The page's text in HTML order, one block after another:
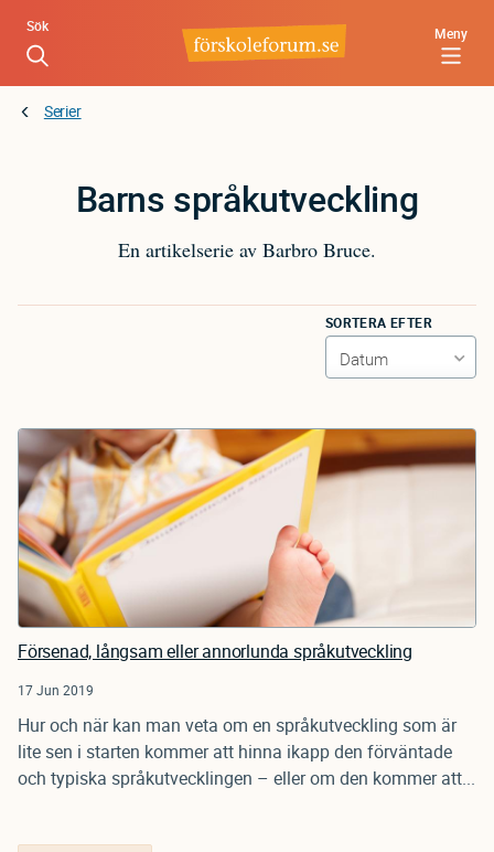
Hoppa
huvudinnehåll
Meny
Sök
Serier
Barns språkutveckling
En artikelserie av Barbro Bruce.
SORTERA EFTER
Försenad, långsam eller annorlunda språkutveckling
17 Jun 2019
Hur och när kan man veta om en språkutveckling som är
lite sen i starten kommer att hinna ikapp den förväntade
och typiska språkutvecklingen – eller om den kommer att...